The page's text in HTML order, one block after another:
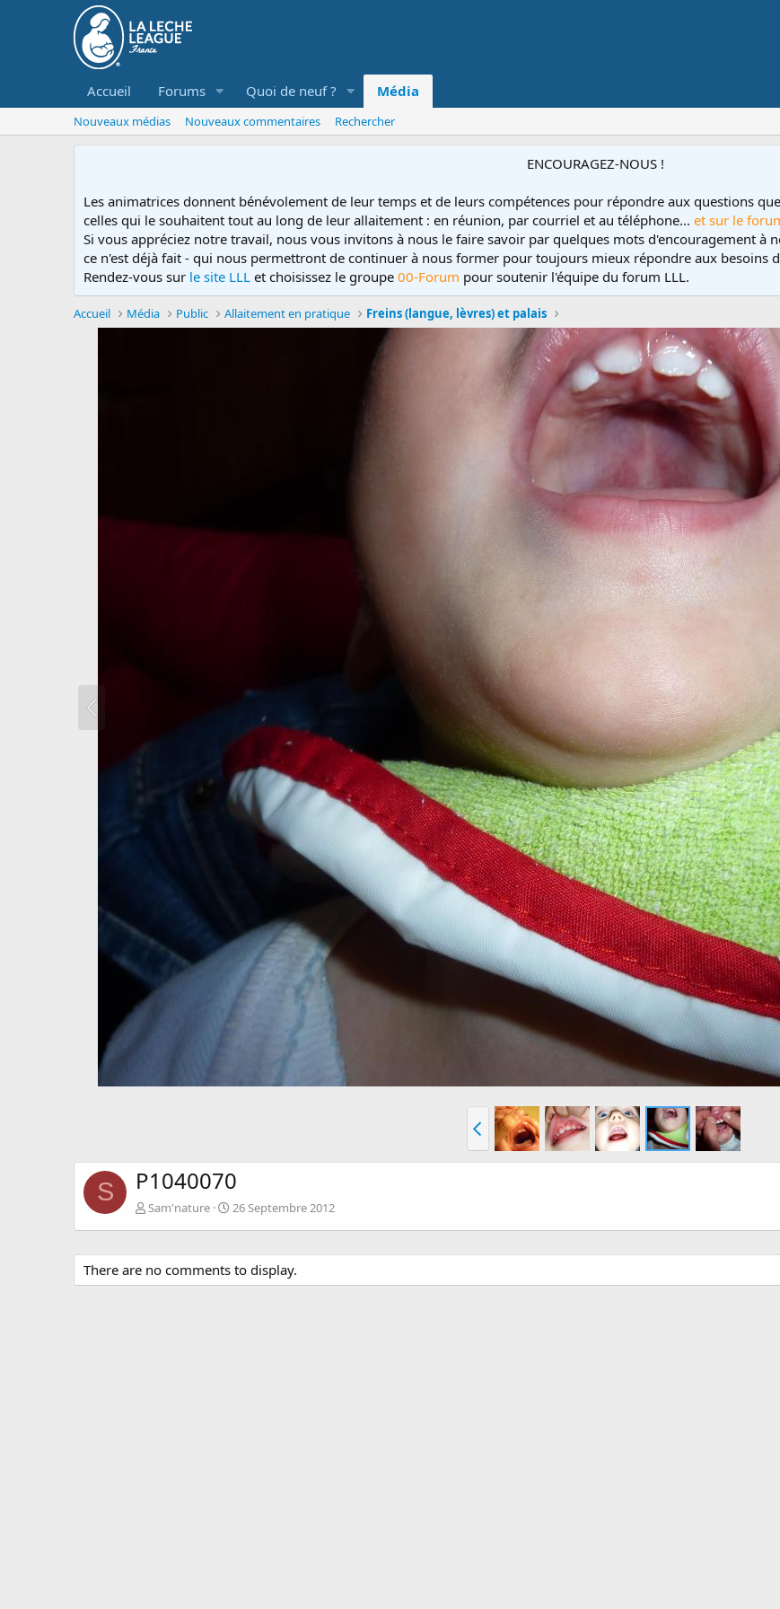
Accueil Forums Quoi de neuf ? Média
Nouveaux médias Nouveaux commentaires Rechercher
ENCOURAGEZ-NOUS !
Les animatrices donnent bénévolement de leur temps et de leurs compétences pour répondre aux questions
celles qui le souhaitent tout au long de leur allaitement : en réunion, par courriel et au téléphone... et sur le
Si vous appréciez notre travail, nous vous invitons à nous le faire savoir par quelques mots d'encouragement à
ce n'est déjà fait - qui nous permettront de continuer à nous former pour toujours mieux répondre aux besoins
Rendez-vous sur le site LLL et choisissez le groupe 00-Forum pour soutenir l'équipe du forum LLL.
Accueil Média Public Allaitement en pratique Freins (langue, lèvres) et palais
S P1040070
Sam'nature 26 Septembre 2012
There are no comments to display.